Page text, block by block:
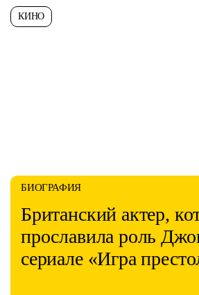
КИНО
БИОГРАФИЯ
Британский актер,
прославила роль
сериале «Игра